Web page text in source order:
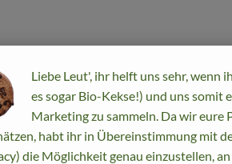
entstandenen
den Mangold und die Rote Beete.Mit
Liebe Leut', ihr helft uns sehr, wenn
es sogar Bio-Kekse!) und uns somit
Marketing zu sammeln. Da wir eure
habt ihr in Übereinstimmung mit
die Möglichkeit genau einzustellen,